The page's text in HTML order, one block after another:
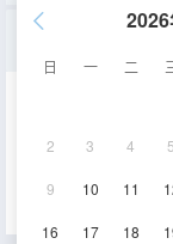
日 一 二
2 3 4 5
9 10 11
16 17 18